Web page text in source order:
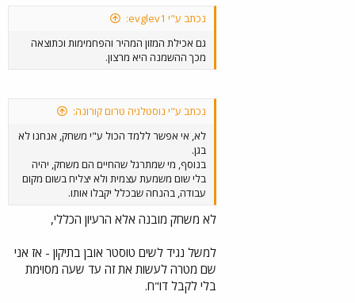
נכתב ע"י evglev1:
גם אכילת המזון המהיר והפחמימות וכתוצאה
מכך ההשמנה היא מרצון.
נכתב ע"י נוסטלגיה טרום קורונה:
לא, אי אפשר ללמד הכול ע"י משחק, אנחנו לא
בגן.
בנוסף, מי שמתרגל שהחיים הם משחק, יהיה
בלי שום משמעת עצמית ולא יצליח בשום מקום
עבודה, בהנחה שבכלל יקבלו אותו.
לא משחק מובנה אלא הרעיון הכללי,
למשל נגיד לשים טוסטר אובן בתיקון - אז אני
שם מטרה לעשות את זה עד שעה מסוימת
בלי לקבל דו"ח.